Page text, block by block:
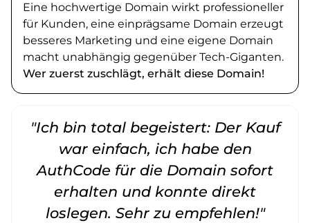
Eine hochwertige Domain wirkt professioneller
für Kunden, eine einprägsame Domain erzeugt
besseres Marketing und eine eigene Domain
macht unabhängig gegenüber Tech-Giganten.
Wer zuerst zuschlägt, erhält diese Domain!
"Ich bin total begeistert: Der Kauf
war einfach, ich habe den
AuthCode für die Domain sofort
erhalten und konnte direkt
loslegen. Sehr zu empfehlen!"